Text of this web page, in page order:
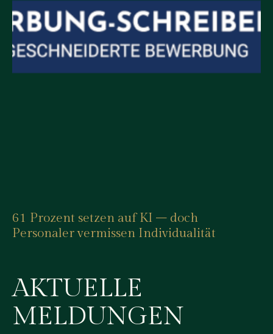
61 Prozent setzen auf KI – doch
Personaler vermissen Individualität
AKTUELLE
MELDUNGEN